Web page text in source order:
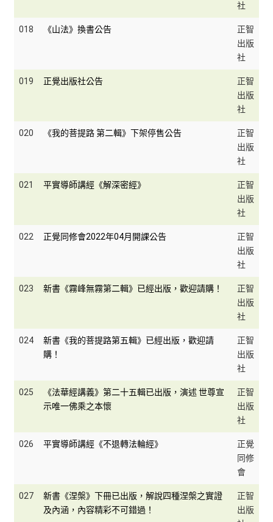
社
018 《山法》換書公告
正智
出版
社
019 正覺出版社公告
正智
出版
社
020 《我的菩提路 第二輯》下架停售公告
正智
出版
社
021 平實導師講經《解深密經》
正智
出版
社
022 正覺同修會2022年04月開課公告
正智
出版
社
023 新書《霧峰無霧第二輯》已經出版，歡迎請購！
正智
出版
社
024
新書《我的菩提路第五輯》已經出版，歡迎請
購！
正智
出版
社
025
《法華經講義》第二十五輯已出版，演述 世尊宣
示唯一佛乘之本懷
正智
出版
社
026 平實導師講經《不退轉法輪經》
正覺
同修
會
027
新書《涅槃》下冊已出版，解說四種涅槃之實證
及內涵，內容精彩不可錯過！
正智
出版